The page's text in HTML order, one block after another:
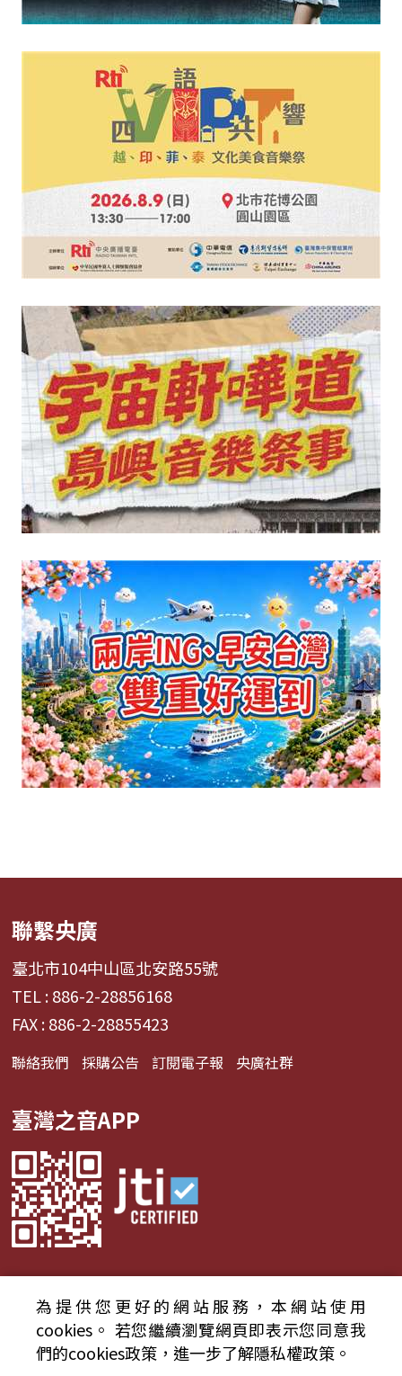
聯繫央廣
臺北市104中山區北安路55號
TEL : 886-2-28856168
FAX : 886-2-28855423
聯絡我們 採購公告 訂閱電子報 央廣社群
臺灣之音APP
© 2024財團法人中央廣播電臺 版權所有
資通安全政策聲明
服務條款 隱私權條款
為提供您更好的網站服務，本網站使用
cookies。 若您繼續瀏覽網頁即表示您同意我
們的cookies政策，進一步了解隱私權政策。